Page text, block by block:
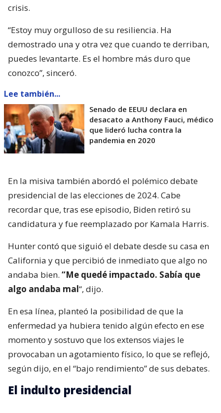
crisis.
“Estoy muy orgulloso de su resiliencia. Ha
demostrado una y otra vez que cuando te derriban,
puedes levantarte. Es el hombre más duro que
conozco”, sinceró.
Lee también...
Senado de EEUU declara en
desacato a Anthony Fauci, médico
que lideró lucha contra la
pandemia en 2020
En la misiva también abordó el polémico debate
presidencial de las elecciones de 2024. Cabe
recordar que, tras ese episodio, Biden retiró su
candidatura y fue reemplazado por Kamala Harris.
Hunter contó que siguió el debate desde su casa en
California y que percibió de inmediato que algo no
andaba bien. “Me quedé impactado. Sabía que
algo andaba mal“, dijo.
En esa línea, planteó la posibilidad de que la
enfermedad ya hubiera tenido algún efecto en ese
momento y sostuvo que los extensos viajes le
provocaban un agotamiento físico, lo que se reflejó,
según dijo, en el “bajo rendimiento” de sus debates.
El indulto presidencial